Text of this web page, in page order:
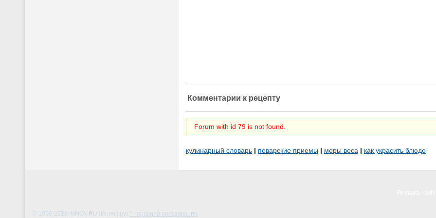
Комментарии к рецепту
Forum with id 79 is not found.
кулинарный словарь | поварские приемы | меры веса | как украсить блюдо
© 1996-2018 INNOV.RU (Иннов.ру) * - правила пользования